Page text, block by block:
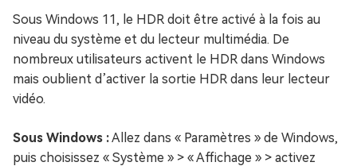
Sous Windows 11, le HDR doit être activé à la fois au
niveau du système et du lecteur multimédia. De
nombreux utilisateurs activent le HDR dans Windows
mais oublient d’activer la sortie HDR dans leur lecteur
vidéo.
Sous Windows :Allez dans « Paramètres » de Windows,
puis choisissez « Système » > « Affichage » > activez